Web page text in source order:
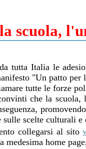
scuola,
tutta Italia le
"Un patto
tutte le forze
che la
sulle scelte culturali
collegarsi al sito
medesima home